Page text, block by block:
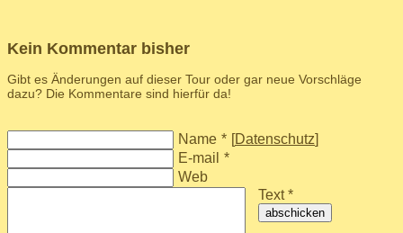
Kein Kommentar bisher
Gibt es Änderungen auf dieser Tour oder gar neue Vorschläge
dazu? Die Kommentare sind hierfür da!
Name * [Datenschutz]
E-mail *
Web
Text *
abschicken